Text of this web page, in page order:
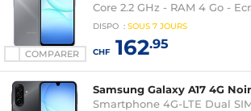
COMPARER
Core 2.2 GHz - RAM 4 Go -
AMOLED 90 Hz 6.7" 1080 x
NFC/Bluetooth 5.3 - 5000
DISPO : SOUS 7 JOURS
CHF162.95
Samsung Galaxy A17 4G
Smartphone 4G-LTE Dual